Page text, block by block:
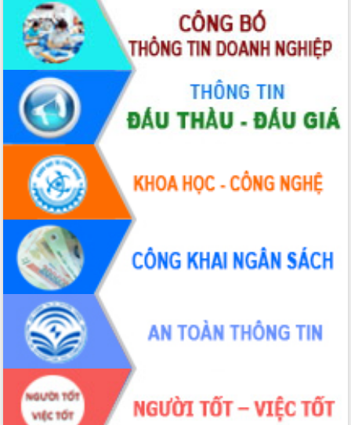
Đại hội Thi đua yêu nước tỉnh Đắk Lắk
lần thứ I (2025-2030)
Đồng chí Lương Nguyễn Minh Triết
được chỉ định làm Bí thư Tỉnh ủy Đắk
Lắk nhiệm kỳ 2025 – 2030
Tập trung triển khai các giải pháp sản
xuất nông nghiệp bền vững, phát thải
thấp
Tọa đàm kỷ niệm 95 năm Ngày thành
lập Hội Liên hiệp Phụ nữ Việt Nam
Đắk Lắk tổ chức Ngày hội Chuyển đổi
số với chủ đề: “Công nghệ số - kiến
tạo tương lai”
Tập trung phát triển khoa học công
nghệ, đổi mới sáng tạo và chuyển đổi
số lĩnh vực nông nghiệp và môi trường
“Hồ sơ phi địa giới – Bước tiến mới
trong cải cách hành chính”
Phó Chủ tịch UBND tỉnh Nguyễn Thiên
Văn kiểm tra công tác chống khai thác
IUU và nuôi trồng thủy sản
Tăng cường các giải pháp nhằm phát
triển hiệu quả khoa học, công nghệ,
đổi mới sáng tạo và chuyển đổi số